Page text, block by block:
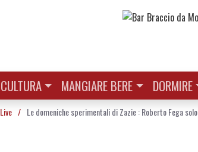
CULTURA MANGIARE BERE DORMIRE
Live / Le domeniche sperimentali di Zazie : Roberto Fega solo